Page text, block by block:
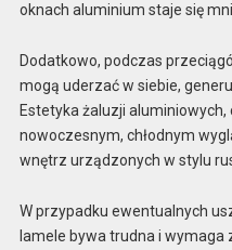
oknach aluminium staje się
Dodatkowo, podczas
mogą uderzać w siebie,
Estetyka żaluzji
nowoczesnym, chłodnym
wnętrz urządzonych w stylu
W przypadku ewentualnych
lamele bywa trudna i wymaga